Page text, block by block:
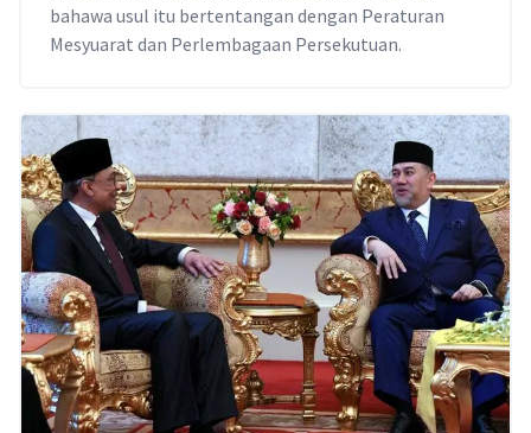
bahawa usul itu bertentangan dengan Peraturan
Mesyuarat dan Perlembagaan Persekutuan.